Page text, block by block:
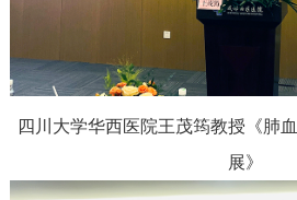
四川大学华西医院王茂筠教授 《肺
展》